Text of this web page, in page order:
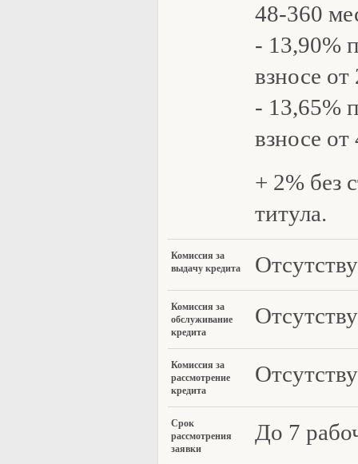
48-360
- 13,90%
взносе
- 13,65%
взносе
+ 2% без
титула.
Комиссия за
выдачу кредита
Комиссия за
обслуживание
кредита
Комиссия за
рассмотрение
кредита
Отсу
Срок
рассмотрения
заявки
До 7